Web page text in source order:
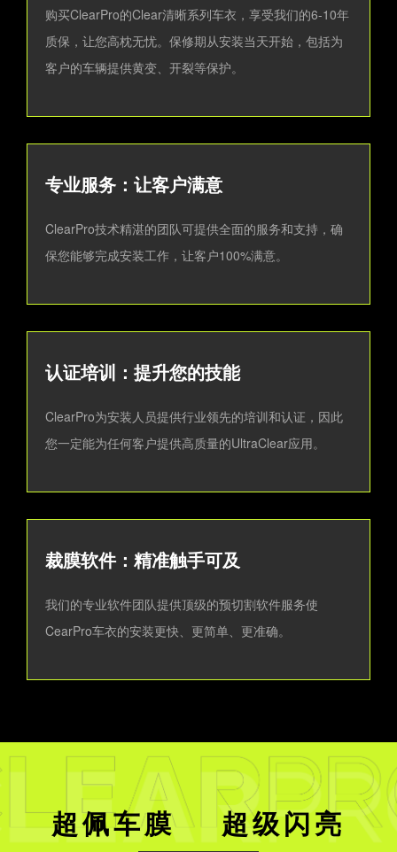
购买ClearPro的Clear清晰系列车衣，享受我们的6-10年
质保，让您高枕无忧。保修期从安装当天开始，包括为
客户的车辆提供黄变、开裂等保护。
专业服务：让客户满意
ClearPro技术精湛的团队可提供全面的服务和支持，确
保您能够完成安装工作，让客户100%满意。
认证培训：提升您的技能
ClearPro为安装人员提供行业领先的培训和认证，因此
您一定能为任何客户提供高质量的UltraClear应用。
裁膜软件：精准触手可及
我们的专业软件团队提供顶级的预切割软件服务使
CearPro车衣的安装更快、更简单、更准确。
超佩车膜 超级闪亮